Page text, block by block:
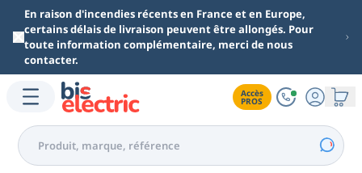
Aller au contenu principal
En raison d'incendies récents en France et en Europe,
certains délais de livraison peuvent être allongés. Pour
toute information complémentaire, merci de nous
contacter.
Accès
PROS